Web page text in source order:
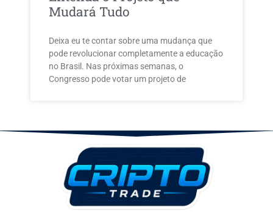
Mudará Tudo
Deixa eu te contar sobre uma mudança que
pode revolucionar completamente a educação
no Brasil. Nas próximas semanas, o
Congresso pode votar um projeto de